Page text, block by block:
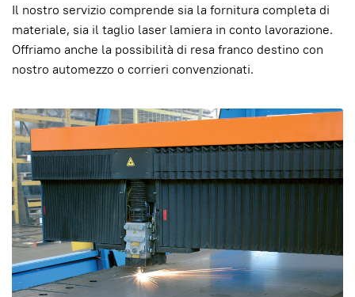
Il nostro servizio comprende sia la fornitura completa di
materiale, sia il taglio laser lamiera in conto lavorazione.
Offriamo anche la possibilità di resa franco destino con
nostro automezzo o corrieri convenzionati.